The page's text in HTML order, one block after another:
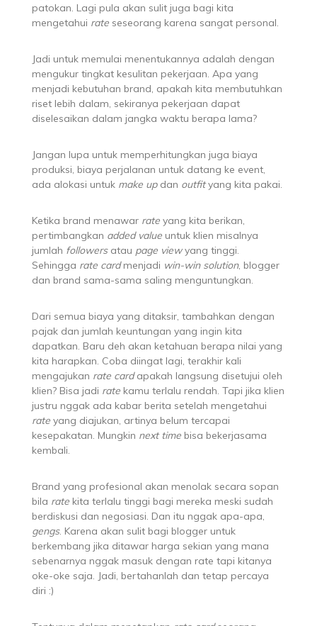
patokan. Lagi pula akan sulit juga bagi kita
mengetahui rate seseorang karena sangat personal.
Jadi untuk memulai menentukannya adalah dengan
mengukur tingkat kesulitan pekerjaan. Apa yang
menjadi kebutuhan brand, apakah kita membutuhkan
riset lebih dalam, sekiranya pekerjaan dapat
diselesaikan dalam jangka waktu berapa lama?
Jangan lupa untuk memperhitungkan juga biaya
produksi, biaya perjalanan untuk datang ke event,
ada alokasi untuk make updan outfityang kita pakai.
Ketika brand menawar rate yang kita berikan,
pertimbangkan added valueuntuk klien misalnya
jumlah followers atau page viewyang tinggi.
Sehingga rate cardmenjadi win-win solution, blogger
dan brand sama-sama saling menguntungkan.
Dari semua biaya yang ditaksir, tambahkan dengan
pajak dan jumlah keuntungan yang ingin kita
dapatkan. Baru deh akan ketahuan berapa nilai yang
kita harapkan. Coba diingat lagi, terakhir kali
mengajukan rate cardapakah langsung disetujui oleh
klien? Bisa jadi rate kamu terlalu rendah. Tapi jika klien
justru nggak ada kabar berita setelah mengetahui
rate yang diajukan, artinya belum tercapai
kesepakatan. Mungkin next timebisa bekerjasama
kembali.
Brand yang profesional akan menolak secara sopan
bila rate kita terlalu tinggi bagi mereka meski sudah
berdiskusi dan negosiasi. Dan itu nggak apa-apa,
gengs. Karena akan sulit bagi blogger untuk
berkembang jika ditawar harga sekian yang mana
sebenarnya nggak masuk dengan rate tapi kitanya
oke-oke saja. Jadi, bertahanlah dan tetap percaya
diri :)